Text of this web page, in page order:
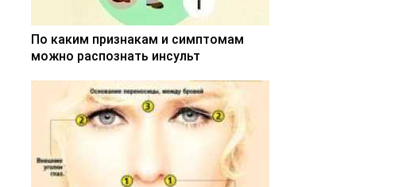
По каким признакам и симптомам
можно распознать инсульт